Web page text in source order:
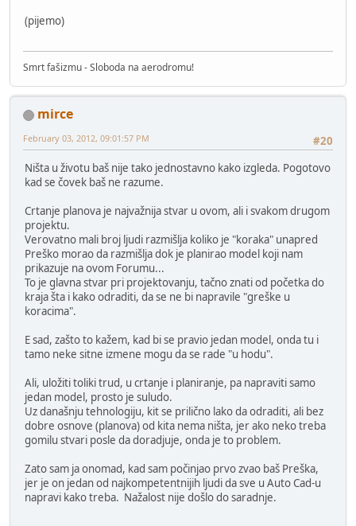
(pijemo)
Smrt fašizmu - Sloboda na aerodromu!
mirce
#20
February 03, 2012, 09:01:57 PM
Ništa u životu baš nije tako jednostavno kako izgleda. Pogotovo
kad se čovek baš ne razume.
Crtanje planova je najvažnija stvar u ovom, ali i svakom drugom
projektu.
Verovatno mali broj ljudi razmišlja koliko je "koraka" unapred
Preško morao da razmišlja dok je planirao model koji nam
prikazuje na ovom Forumu...
To je glavna stvar pri projektovanju, tačno znati od početka do
kraja šta i kako odraditi, da se ne bi napravile "greške u
koracima".
E sad, zašto to kažem, kad bi se pravio jedan model, onda tu i
tamo neke sitne izmene mogu da se rade "u hodu".
Ali, uložiti toliki trud, u crtanje i planiranje, pa napraviti samo
jedan model, prosto je suludo.
Uz današnju tehnologiju, kit se prilično lako da odraditi, ali bez
dobre osnove (planova) od kita nema ništa, jer ako neko treba
gomilu stvari posle da doradjuje, onda je to problem.
Zato sam ja onomad, kad sam počinjao prvo zvao baš Preška,
jer je on jedan od najkompetentnijih ljudi da sve u Auto Cad-u
napravi kako treba. Nažalost nije došlo do saradnje.